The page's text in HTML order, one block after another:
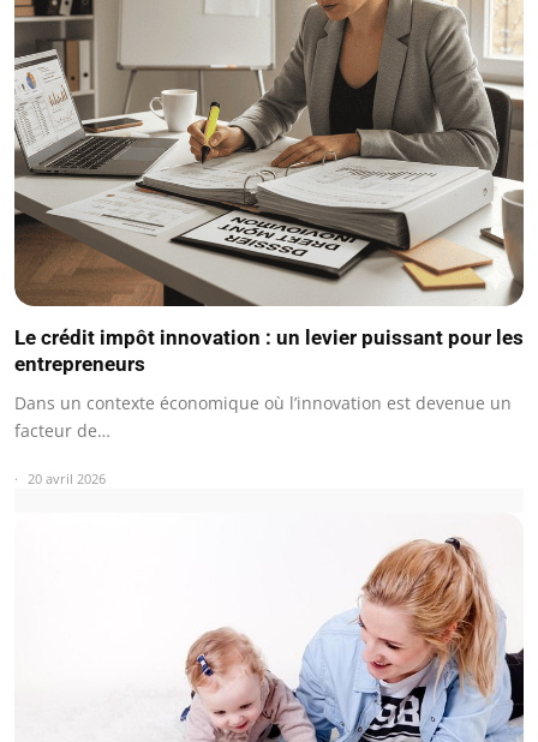
Le crédit impôt innovation : un levier puissant pour les
entrepreneurs
Dans un contexte économique où l’innovation est devenue un
facteur de…
20 avril 2026